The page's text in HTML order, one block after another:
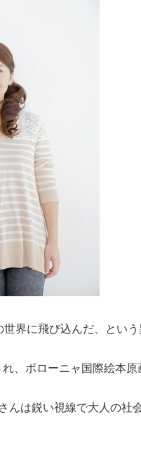
界に飛び込んだ、とい
、ボローニャ国際絵本原
んは鋭い視線で大人の社